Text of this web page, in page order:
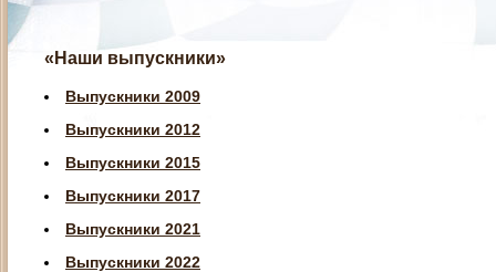
«Наши выпускники»
Выпускники 2009
Выпускники 2012
Выпускники 2015
Выпускники 2017
Выпускники 2021
Выпускники 2022